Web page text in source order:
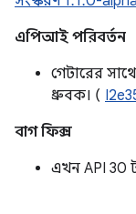
এপিআই পরিবর্তন
গেটারের
ধ্রুবক। (
বাগ ফিক্স
এখন API 30